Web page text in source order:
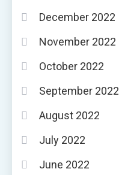
December 2022
November 2022
October 2022
September 2022
August 2022
July 2022
June 2022